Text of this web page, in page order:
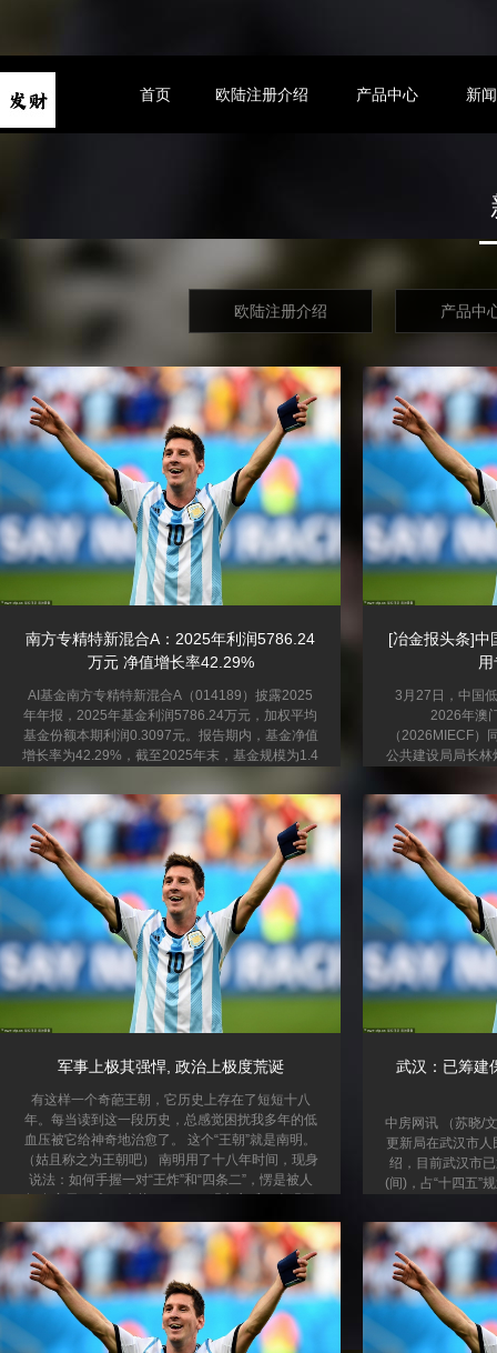
首页 欧陆注册介绍 产品中心 新
欧陆注册介绍 产品中
南方专精特新混合A：2025年利润5786.24
万元 净值增长率42.29%
AI基金南方专精特新混合A（014189）披露2025
年年报，2025年基金利润5786.24万元，加权平均
基金份额本期利润0.3097元。报告期内，基金净值
增长率为42.29%，截至2025年末，基金规模为1.4
日，单位净值为1.224元。基金经理是罗安安和雷
嘉源，目前共同管理的2只基金近一年均为正收
益。其中，截至4月10日，南方专精特新混合A近
一年复权单位净值增长率最高，达68.85%；南方
创新精选一年定开混合发起A最低，为44.01%。
基金...
[冶金报头条]中
3月27日，中国
2026年澳
（2026MIECF）
公共建设局局长
书长姜维，澳门
第六任全国人大
会委员、澳门大
限公司董事会主
和首席代表顾永
鑫等嘉宾出席会
建
军事上极其强悍, 政治上极度荒诞
有这样一个奇葩王朝，它历史上存在了短短十八
年。每当读到这一段历史，总感觉困扰我多年的低
血压被它给神奇地治愈了。 这个“王朝”就是南明。
（姑且称之为王朝吧） 南明用了十八年时间，现身
说法：如何手握一对“王炸”和“四条二”，愣是被人
局堪称“王炸”。这个“王炸”不单指坏的一面，还有
它好的一面，可以说是挑战和机遇并存。 坏的一面
是“局面炸裂”。北边有皇太极，西边有张献忠，西
北有李自成，每一个都是极其彪悍的狠人。 好的一
面是“优势在我”。南明占据了当时天...
武汉：已筹建
中房网讯 （苏晓/
更新局在武汉市
绍，目前武汉市
(间)，占“十四五”
焦青年生活特点
小户型，配备独
现“拎包入住”。
青年社区项目，
一步将持续优化
便利的